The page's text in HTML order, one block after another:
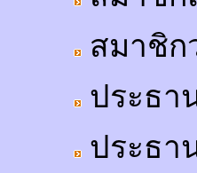
สมาชิ
ประธา
ประธา